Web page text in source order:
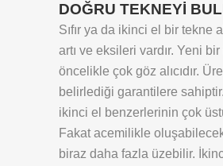
DOĞRU TEKNEYİ
Sıfır ya da ikinci el bir tekne
artı ve eksileri vardır. Yeni
öncelikle çok göz alıcıdır.
belirlediği garantilere
ikinci el benzerlerinin çok
Fakat acemilikle
biraz daha fazla üzebilir.